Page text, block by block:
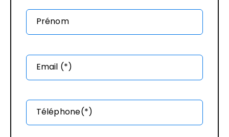
Prénom
Email (*)
Téléphone(*)